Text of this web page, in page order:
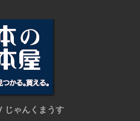
じゃんくまうす